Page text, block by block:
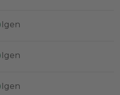
Igen
Igen
Igen